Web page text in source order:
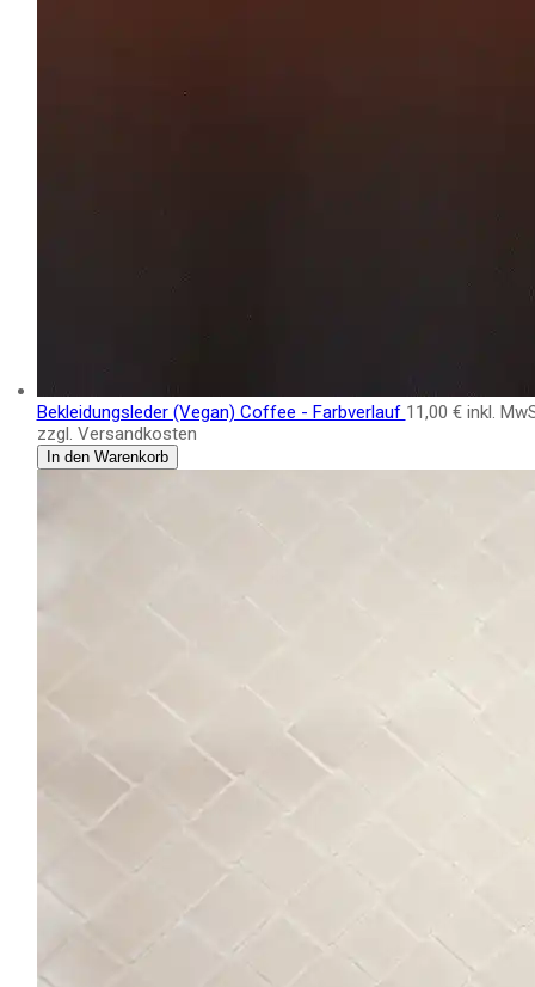
Bekleidungsleder (Vegan) Coffee - Farbverlauf 11,00 € inkl.
zzgl. Versandkosten
In den Warenkorb